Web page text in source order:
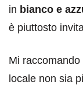
in bianco e
è piuttosto
Mi raccomando
locale non sia